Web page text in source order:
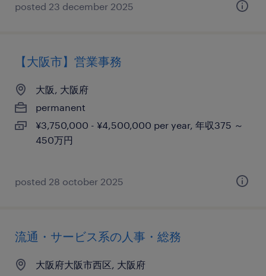
posted 23 december 2025
【大阪市】営業事務
大阪, 大阪府
permanent
¥3,750,000 - ¥4,500,000 per year, 年収375 ～
450万円
posted 28 october 2025
流通・サービス系の人事・総務
大阪府大阪市西区, 大阪府